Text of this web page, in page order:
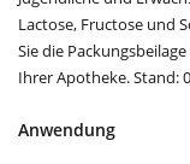
Lactose, Fructose und
Sie die
Ihrer Apotheke. Stand:
Anwendung